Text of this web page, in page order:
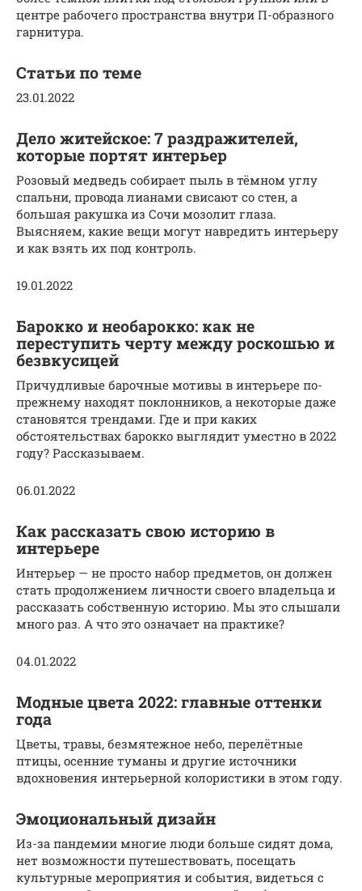
центре рабочего пространства внутри П-образного
гарнитура.
Статьи по теме
23.01.2022
Дело житейское: 7 раздражителей,
которые портят интерьер
Розовый медведь собирает пыль в тёмном углу
спальни, провода лианами свисают со стен, а
большая ракушка из Сочи мозолит глаза.
Выясняем, какие вещи могут навредить интерьеру
и как взять их под контроль.
19.01.2022
Барокко и необарокко: как не
переступить черту между роскошью и
безвкусицей
Причудливые барочные мотивы в интерьере по-
прежнему находят поклонников, а некоторые даже
становятся трендами. Где и при каких
обстоятельствах барокко выглядит уместно в 2022
году? Рассказываем.
06.01.2022
Как рассказать свою историю в
интерьере
Интерьер — не просто набор предметов, он должен
стать продолжением личности своего владельца и
рассказать собственную историю. Мы это слышали
много раз. А что это означает на практике?
04.01.2022
Модные цвета 2022: главные оттенки
года
Цветы, травы, безмятежное небо, перелётные
птицы, осенние туманы и другие источники
вдохновения интерьерной колористики в этом году.
Эмоциональный дизайн
Из-за пандемии многие люди больше сидят дома,
нет возможности путешествовать, посещать
культурные мероприятия и события, видеться с